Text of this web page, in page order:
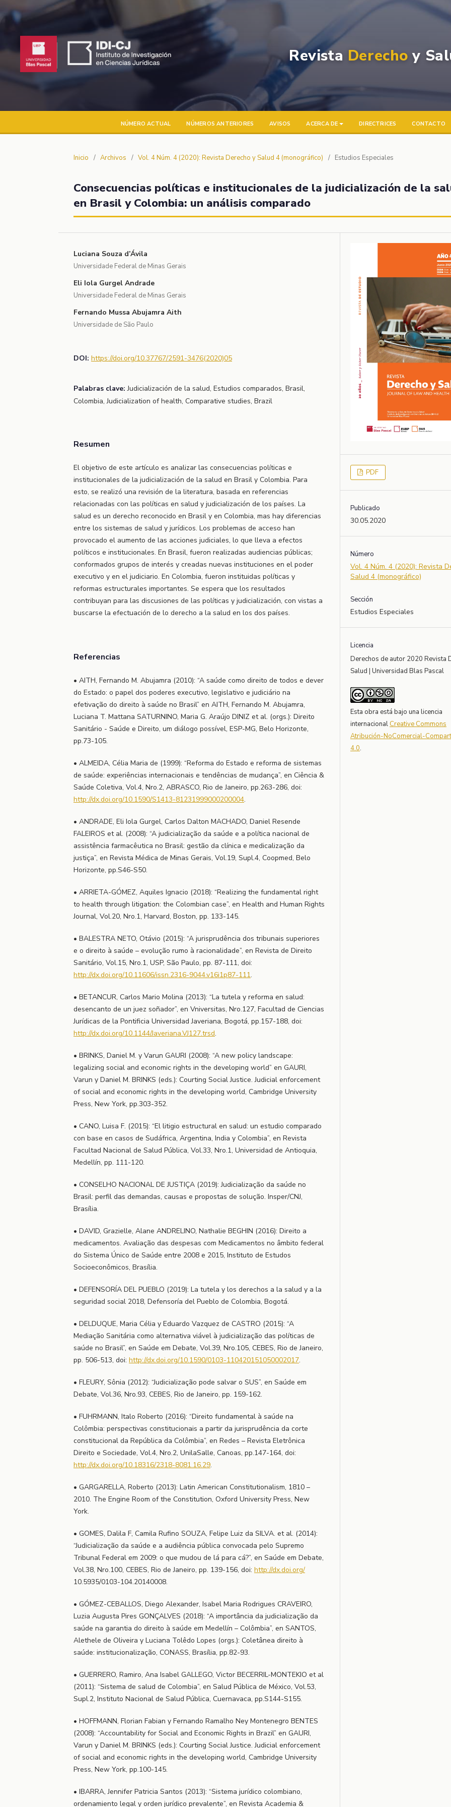
Revista Derecho y
NÚMERO ACTUAL NÚMEROS ANTERIORES AVISOS ACERCA DE DIRECTRICES CONTACTO
Inicio / Archivos / Vol. 4 Núm. 4 (2020): Revista Derecho y Salud 4 (monográfico) / Estudios Especiales
Consecuencias políticas e institucionales de la judicialización de la
en Brasil y Colombia: un análisis comparado
Luciana Souza d’Ávila
Universidade Federal de Minas Gerais
Eli Iola Gurgel Andrade
Universidade Federal de Minas Gerais
Fernando Mussa Abujamra Aith
Universidade de São Paulo
DOI: https://doi.org/10.37767/2591-3476(2020)05
Palabras clave:Judicialización de la salud, Estudios comparados, Brasil,
Colombia, Judicialization of health, Comparative studies, Brazil
Resumen
El objetivo de este artículo es analizar las consecuencias políticas e
institucionales de la judicialización de la salud en Brasil y Colombia. Para
esto, se realizó una revisión de la literatura, basada en referencias
relacionadas con las políticas en salud y judicialización de los países. La
salud es un derecho reconocido en Brasil y en Colombia, mas hay diferencias
entre los sistemas de salud y jurídicos. Los problemas de acceso han
provocado el aumento de las acciones judiciales, lo que lleva a efectos
políticos e institucionales. En Brasil, fueron realizadas audiencias públicas;
conformados grupos de interés y creadas nuevas instituciones en el poder
executivo y en el judiciario. En Colombia, fueron instituidas políticas y
reformas estructurales importantes. Se espera que los resultados
contribuyan para las discusiones de las políticas y judicialización, con vistas a
buscarse la efectuación de lo derecho a la salud en los dos países.
Referencias
• AITH, Fernando M. Abujamra (2010): “A saúde como direito de todos e dever
do Estado: o papel dos poderes executivo, legislativo e judiciário na
efetivação do direito à saúde no Brasil” en AITH, Fernando M. Abujamra,
Luciana T. Mattana SATURNINO, Maria G. Araújo DINIZ et al. (orgs.): Direito
Sanitário - Saúde e Direito, um diálogo possível, ESP-MG, Belo Horizonte,
pp.73-105.
• ALMEIDA, Célia Maria de (1999): “Reforma do Estado e reforma de sistemas
de saúde: experiências internacionais e tendências de mudança”, en Ciência &
Saúde Coletiva, Vol.4, Nro.2, ABRASCO, Rio de Janeiro, pp.263-286, doi:
http://dx.doi.org/10.1590/S1413-81231999000200004.
• ANDRADE, Eli Iola Gurgel, Carlos Dalton MACHADO, Daniel Resende
FALEIROS et al. (2008): “A judicialização da saúde e a política nacional de
assistência farmacêutica no Brasil: gestão da clínica e medicalização da
justiça”, en Revista Médica de Minas Gerais, Vol.19, Supl.4, Coopmed, Belo
Horizonte, pp.S46-S50.
• ARRIETA-GÓMEZ, Aquiles Ignacio (2018): “Realizing the fundamental right
to health through litigation: the Colombian case”, en Health and Human Rights
Journal, Vol.20, Nro.1, Harvard, Boston, pp. 133-145.
• BALESTRA NETO, Otávio (2015): “A jurisprudência dos tribunais superiores
e o direito à saúde – evolução rumo à racionalidade”, en Revista de Direito
Sanitário, Vol.15, Nro.1, USP, São Paulo, pp. 87-111, doi:
http://dx.doi.org/10.11606/issn.2316-9044.v16i1p87-111.
• BETANCUR, Carlos Mario Molina (2013): “La tutela y reforma en salud:
desencanto de un juez soñador”, en Vniversitas, Nro.127, Facultad de Ciencias
Jurídicas de la Pontificia Universidad Javeriana, Bogotá, pp.157-188, doi:
http://dx.doi.org/10.1144/Javeriana.VJ127.trsd.
• BRINKS, Daniel M. y Varun GAURI (2008): “A new policy landscape:
legalizing social and economic rights in the developing world” en GAURI,
Varun y Daniel M. BRINKS (eds.): Courting Social Justice. Judicial enforcement
of social and economic rights in the developing world, Cambridge University
Press, New York, pp.303-352.
• CANO, Luisa F. (2015): “El litigio estructural en salud: un estudio comparado
con base en casos de Sudáfrica, Argentina, India y Colombia”, en Revista
Facultad Nacional de Salud Pública, Vol.33, Nro.1, Universidad de Antioquia,
Medellín, pp. 111-120.
• CONSELHO NACIONAL DE JUSTIÇA (2019): Judicialização da saúde no
Brasil: perfil das demandas, causas e propostas de solução. Insper/CNJ,
Brasília.
• DAVID, Grazielle, Alane ANDRELINO, Nathalie BEGHIN (2016): Direito a
medicamentos. Avaliação das despesas com Medicamentos no âmbito federal
do Sistema Único de Saúde entre 2008 e 2015, Instituto de Estudos
Socioeconômicos, Brasília.
• DEFENSORÍA DEL PUEBLO (2019): La tutela y los derechos a la salud y a la
seguridad social 2018, Defensoría del Pueblo de Colombia, Bogotá.
• DELDUQUE, Maria Célia y Eduardo Vazquez de CASTRO (2015): “A
Mediação Sanitária como alternativa viável à judicialização das políticas de
saúde no Brasil”, en Saúde em Debate, Vol.39, Nro.105, CEBES, Rio de Janeiro,
pp. 506-513, doi: http://dx.doi.org/10.1590/0103-110420151050002017.
• FLEURY, Sônia (2012): “Judicialização pode salvar o SUS”, en Saúde em
Debate, Vol.36, Nro.93, CEBES, Rio de Janeiro, pp. 159-162.
• FUHRMANN, Italo Roberto (2016): “Direito fundamental à saúde na
Colômbia: perspectivas constitucionais a partir da jurisprudência da corte
constitucional da República da Colômbia”, en Redes – Revista Eletrônica
Direito e Sociedade, Vol.4, Nro.2, UnilaSalle, Canoas, pp.147-164, doi:
http://dx.doi.org/10.18316/2318-8081.16.29.
• GARGARELLA, Roberto (2013): Latin American Constitutionalism, 1810 –
2010. The Engine Room of the Constitution, Oxford University Press, New
York.
• GOMES, Dalila F, Camila Rufino SOUZA, Felipe Luiz da SILVA. et al. (2014):
“Judicialização da saúde e a audiência pública convocada pelo Supremo
Tribunal Federal em 2009: o que mudou de lá para cá?”, en Saúde em Debate,
Vol.38, Nro.100, CEBES, Rio de Janeiro, pp. 139-156, doi: http://dx.doi.org/
10.5935/0103-104.20140008.
• GÓMEZ-CEBALLOS, Diego Alexander, Isabel Maria Rodrigues CRAVEIRO,
Luzia Augusta Pires GONÇALVES (2018): “A importância da judicialização da
saúde na garantia do direito à saúde em Medellín – Colômbia”, en SANTOS,
Alethele de Oliveira y Luciana Tolêdo Lopes (orgs.): Coletânea direito à
saúde: institucionalização, CONASS, Brasília, pp.82-93.
• GUERRERO, Ramiro, Ana Isabel GALLEGO, Victor BECERRIL-MONTEKIO et al
(2011): “Sistema de salud de Colombia”, en Salud Pública de México, Vol.53,
Supl.2, Instituto Nacional de Salud Pública, Cuernavaca, pp.S144-S155.
• HOFFMANN, Florian Fabian y Fernando Ramalho Ney Montenegro BENTES
(2008): “Accountability for Social and Economic Rights in Brazil” en GAURI,
Varun y Daniel M. BRINKS (eds.): Courting Social Justice. Judicial enforcement
of social and economic rights in the developing world, Cambridge University
Press, New York, pp.100-145.
• IBARRA, Jennifer Patricia Santos (2013): “Sistema jurídico colombiano,
ordenamiento legal y orden jurídico prevalente”, en Revista Academia &
PDF
Publicado
30.05.2020
Número
Vol. 4 Núm. 4 (2020): Revista
Salud 4 (monográfico)
Sección
Estudios Especiales
Licencia
Derechos de autor 2020 Revista
Salud | Universidad Blas Pascal
Esta obra está bajo una licencia
internacional Creative Commons
Atribución-NoComercial-
4.0.